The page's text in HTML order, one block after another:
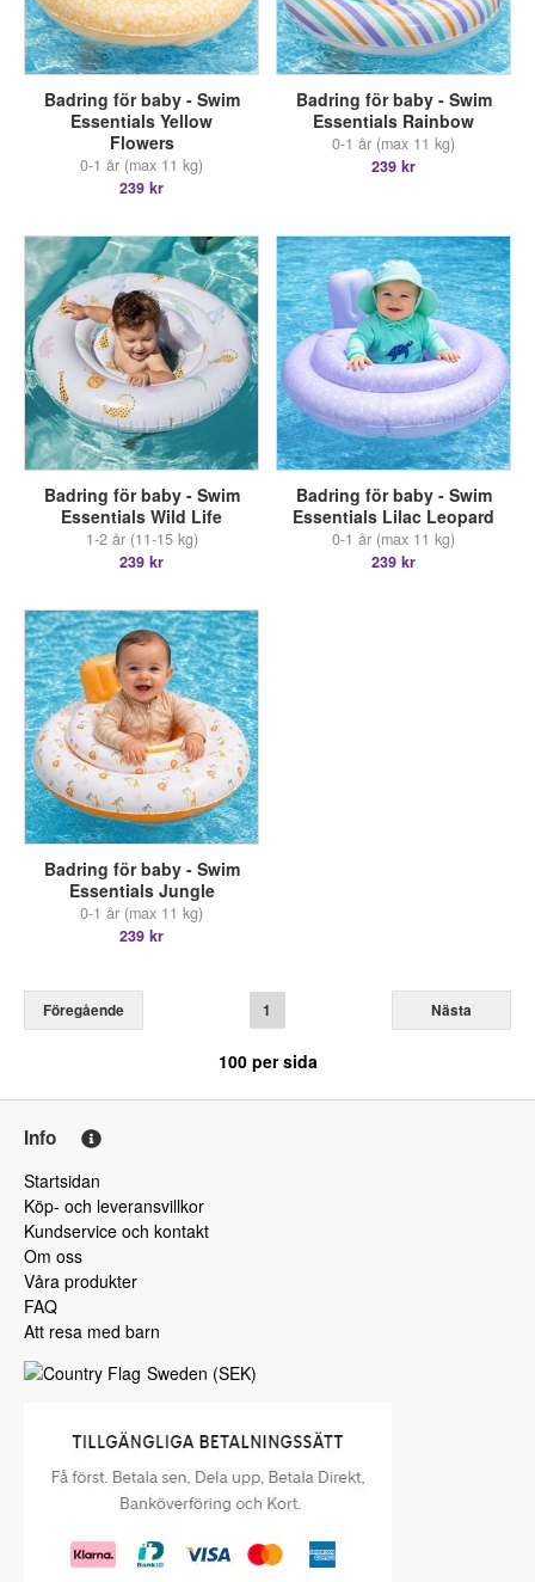
Badring för baby - Swim
Essentials Yellow
Flowers
0-1 år (max 11 kg)
239 kr
Badring för baby - Swim
Essentials Rainbow
0-1 år (max 11 kg)
239 kr
Badring för baby - Swim
Essentials Wild Life
1-2 år (11-15 kg)
239 kr
Badring för baby - Swim
Essentials Lilac Leopard
0-1 år (max 11 kg)
239 kr
Badring för baby - Swim
Essentials Jungle
0-1 år (max 11 kg)
239 kr
Föregående 1 Nästa
100 per sida
Info
Startsidan
Köp- och leveransvillkor
Kundservice och kontakt
Om oss
Våra produkter
FAQ
Att resa med barn
Sweden (SEK)